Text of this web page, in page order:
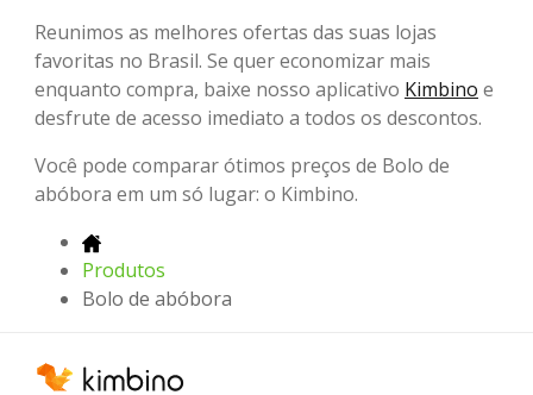
Reunimos as melhores ofertas das suas lojas
favoritas no Brasil. Se quer economizar mais
enquanto compra, baixe nosso aplicativo Kimbino e
desfrute de acesso imediato a todos os descontos.
Você pode comparar ótimos preços de Bolo de
abóbora em um só lugar: o Kimbino.
Produtos
Bolo de abóbora